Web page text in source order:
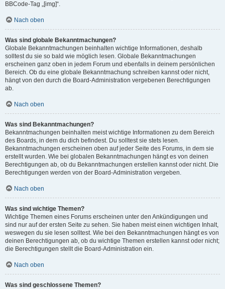
BBCode-Tag „[img]“.
Nach oben
Was sind globale Bekanntmachungen?
Globale Bekanntmachungen beinhalten wichtige Informationen, deshalb
solltest du sie so bald wie möglich lesen. Globale Bekanntmachungen
erscheinen ganz oben in jedem Forum und ebenfalls in deinem persönlichen
Bereich. Ob du eine globale Bekanntmachung schreiben kannst oder nicht,
hängt von den durch die Board-Administration vergebenen Berechtigungen
ab.
Nach oben
Was sind Bekanntmachungen?
Bekanntmachungen beinhalten meist wichtige Informationen zu dem Bereich
des Boards, in dem du dich befindest. Du solltest sie stets lesen.
Bekanntmachungen erscheinen oben auf jeder Seite des Forums, in dem sie
erstellt wurden. Wie bei globalen Bekanntmachungen hängt es von deinen
Berechtigungen ab, ob du Bekanntmachungen erstellen kannst oder nicht. Die
Berechtigungen werden von der Board-Administration vergeben.
Nach oben
Was sind wichtige Themen?
Wichtige Themen eines Forums erscheinen unter den Ankündigungen und
sind nur auf der ersten Seite zu sehen. Sie haben meist einen wichtigen Inhalt,
weswegen du sie lesen solltest. Wie bei den Bekanntmachungen hängt es von
deinen Berechtigungen ab, ob du wichtige Themen erstellen kannst oder nicht;
die Berechtigungen stellt die Board-Administration ein.
Nach oben
Was sind geschlossene Themen?